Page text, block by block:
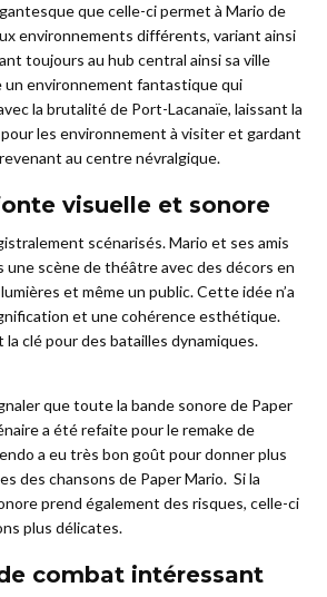
que celle-ci permet à Mario de
environnements différents, variant ainsi
toujours au hub central ainsi sa ville
un environnement fantastique qui
la brutalité de Port-Lacanaïe, laissant la
les environnement à visiter et gardant
au centre névralgique.
visuelle et sonore
scénarisés. Mario et ses amis
scène de théâtre avec des décors en
et même un public. Cette idée n’a
et une cohérence esthétique.
clé pour des batailles dynamiques.
que toute la bande sonore de Paper
a été refaite pour le remake de
a eu très bon goût pour donner plus
des chansons de Paper Mario. Si la
prend également des risques, celle-ci
plus délicates.
combat intéressant